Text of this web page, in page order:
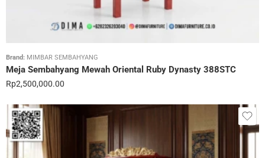
Brand: MIMBAR SEMBAHYANG
Meja Sembahyang Mewah Oriental Ruby Dynasty 388STC
Rp2,500,000.00